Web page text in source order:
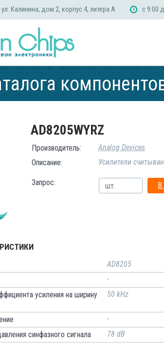
ул. Калинина, дом 2, корпус 4, литера А с 9:00
AD8205WYRZ
Производитель:
Analog Devices
Описание:
Усилители
Запрос:
AD8205
-
усиления на ширину
50 kHz
-
синфазного сигнала
78 dB